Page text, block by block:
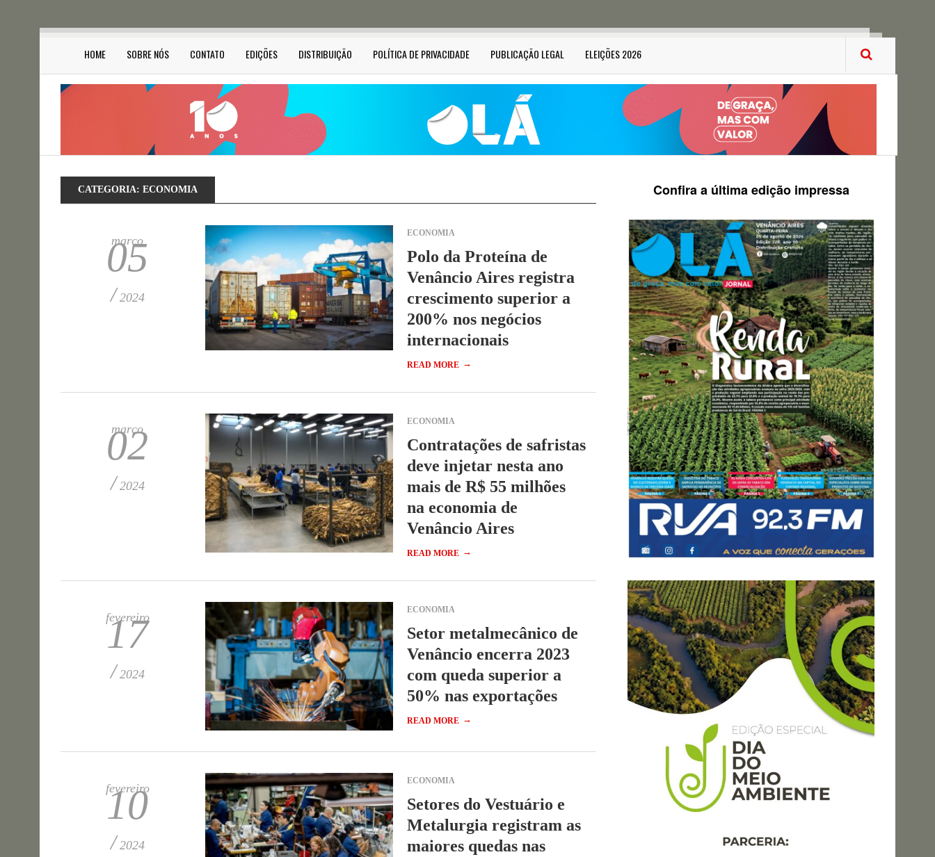
HOME SOBRE NÓS CONTATO EDIÇÕES DISTRIBUIÇÃO POLÍTICA DE PRIVACIDADE PUBLICAÇÃO LEGAL ELEIÇÕES 2026
CATEGORIA: ECONOMIA
março
05
/ 2024
ECONOMIA
Polo da Proteína de
Venâncio Aires registra
crescimento superior a
200% nos negócios
internacionais
READ MORE →
março
02
/ 2024
ECONOMIA
Contratações de safristas
deve injetar nesta ano
mais de R$ 55 milhões
na economia de
Venâncio Aires
READ MORE →
fevereiro
17
/ 2024
ECONOMIA
Setor metalmecânico de
Venâncio encerra 2023
com queda superior a
50% nas exportações
READ MORE →
fevereiro
10
/ 2024
ECONOMIA
Setores do Vestuário e
Metalurgia registram as
maiores quedas nas
Confira a última edição impressa